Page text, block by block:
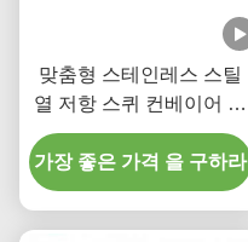
맞춤형 스테인레스 스틸
열 저항 스퀴 컨베이어 광
업 및 식품 산업용 유연한
오거 컨베이어
가장 좋은 가격 을 구하라